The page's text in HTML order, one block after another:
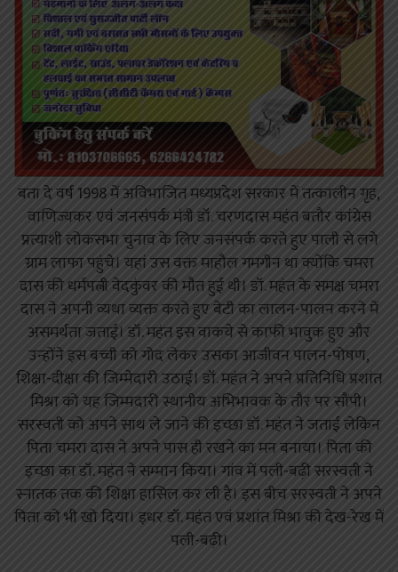
बता दे वर्ष 1998 में अविभाजित मध्यप्रदेश सरकार में तत्कालीन गृह,
वाणिज्यकर एवं जनसंपर्क मंत्री डॉ. चरणदास महंत बतौर कांग्रेस
प्रत्याशी लोकसभा चुनाव के लिए जनसंपर्क करते हुए पाली से लगे
ग्राम लाफा पहुंचे। यहां उस वक्त माहौल गमगीन था क्योंकि चमरा
दास की धर्मपत्नी वेदकुंवर की मौत हुई थी। डॉ. महंत के समक्ष चमरा
दास ने अपनी व्यथा व्यक्त करते हुए बेटी का लालन-पालन करने में
असमर्थता जताई। डॉ. महंत इस वाकये से काफी भावुक हुए और
उन्होंने इस बच्ची को गोद लेकर उसका आजीवन पालन-पोषण,
शिक्षा-दीक्षा की जिम्मेदारी उठाई। डॉ. महंत ने अपने प्रतिनिधि प्रशांत
मिश्रा को यह जिम्मदारी स्थानीय अभिभावक के तौर पर सौंपी।
सरस्वती को अपने साथ ले जाने की इच्छा डॉ. महंत ने जताई लेकिन
पिता चमरा दास ने अपने पास ही रखने का मन बनाया। पिता की
इच्छा का डॉ. महंत ने सम्मान किया। गांव में पली-बढ़ी सरस्वती ने
स्नातक तक की शिक्षा हासिल कर ली है। इस बीच सरस्वती ने अपने
पिता को भी खो दिया। इधर डॉ. महंत एवं प्रशांत मिश्रा की देख-रेख में
पली-बढ़ी।